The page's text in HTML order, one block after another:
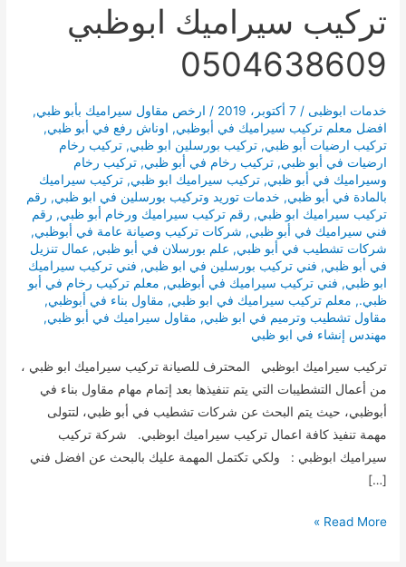
تركيب سيراميك ابوظبي
0504638609
خدمات ابوظبى / 7 أكتوبر، 2019 / ارخص مقاول سيراميك بأبو ظبي,
افضل معلم تركيب سيراميك في أبوظبي, اوناش رفع في أبو ظبي,
تركيب ارضيات أبو ظبي,تركيب بورسلين ابو ظبي,تركيب رخام
ارضيات في أبو ظبي,تركيب رخام في أبو ظبي,تركيب رخام
وسيراميك في أبو ظبي,تركيب سيراميك ابو ظبي,تركيب سيراميك
بالمادة في أبو ظبي, خدمات توريد وتركيب بورسلين في ابو ظبي, رقم
تركيب سيراميك ابو ظبي, رقم تركيب سيراميك ورخام أبو ظبي, رقم
فني سيراميك في أبو ظبي, شركات تركيب وصيانة عامة في أبوظبي,
شركات تشطيب في أبو ظبي, علم بورسلان في أبو ظبي, عمال تنزيل
في أبو ظبي, فني تركيب بورسلين في ابو ظبي, فني تركيب سيراميك
ابو ظبي, فني تركيب سيراميك في أبوظبي, معلم تركيب رخام في أبو
ظبي., معلم تركيب سيراميك في ابو ظبي, مقاول بناء في أبوظبي,
مقاول تشطيب وترميم في ابو ظبي, مقاول سيراميك في أبو ظبي,
مهندس إنشاء في ابو ظبي
تركيب سيراميك ابوظبي المحترف للصيانة تركيب سيراميك ابو ظبي ،
من أعمال التشطيبات التي يتم تنفيذها بعد إتمام مهام مقاول بناء في
أبوظبي، حيث يتم البحث عن شركات تشطيب في أبو ظبي، لتتولى
مهمة تنفيذ كافة اعمال تركيب سيراميك ابوظبي. شركة تركيب
سيراميك ابوظبي : ولكي تكتمل المهمة عليك بالبحث عن افضل فني
[…]
تركيب
Read More »